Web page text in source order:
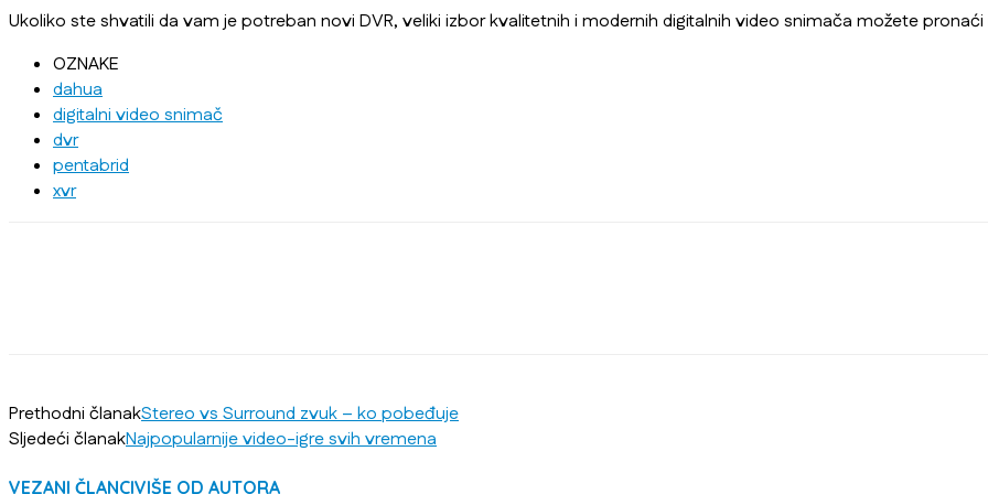
Ukoliko ste shvatili da vam je potreban novi DVR, veliki izbor kvalitetnih i modernih digitalnih video snimača možete pronaći
OZNAKE
dahua
digitalni video snimač
dvr
pentabrid
xvr
Prethodni članakStereo vs Surround zvuk – ko pobeđuje
Sljedeći članakNajpopularnije video-igre svih vremena
VEZANI ČLANCIVIŠE OD AUTORA